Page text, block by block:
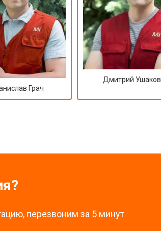
Грач
Дмитрий Ушаков
перезвоним за 5 минут